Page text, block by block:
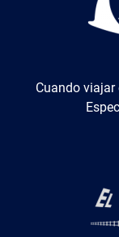
El Transiberiano
Cuando viajar